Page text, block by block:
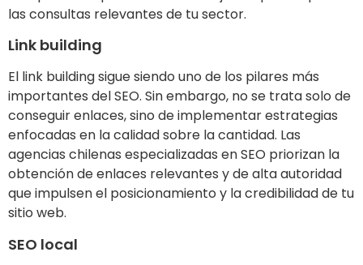
las consultas relevantes de tu sector.
Link building
El link building sigue siendo uno de los pilares más
importantes del SEO. Sin embargo, no se trata solo de
conseguir enlaces, sino de implementar estrategias
enfocadas en la calidad sobre la cantidad. Las
agencias chilenas especializadas en SEO priorizan la
obtención de enlaces relevantes y de alta autoridad
que impulsen el posicionamiento y la credibilidad de tu
sitio web.
SEO local